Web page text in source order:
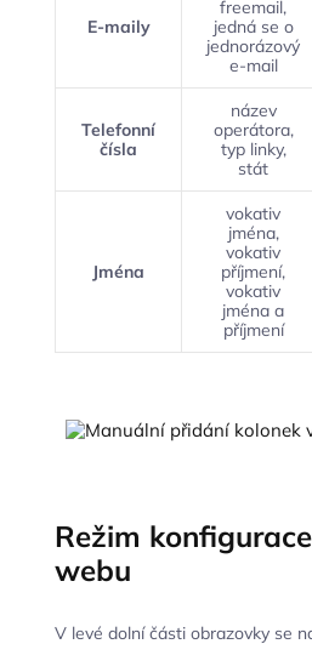
E-maily
freemail,
jedná se o
jednorázový
e-mail
Telefonní
čísla
název
operátora,
typ linky,
stát
Jména
vokativ
jména,
vokativ
příjmení,
vokativ
jména a
příjmení
Režim
webu
V levé dolní části obrazovky se